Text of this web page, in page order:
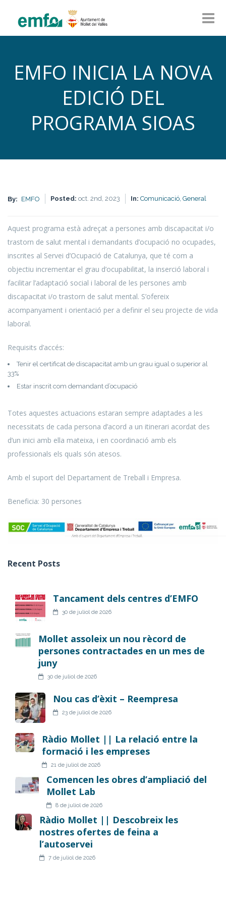
EMFO INICIA LA NOVA
EDICIÓ DEL
PROGRAMA SIOAS
By: EMFO Posted: oct. 2nd, 2023 In: Comunicació, General
Aquest programa està adreçat a persones amb discapacitat i/o
trastorn de salut mental i demandants d’ocupació no ocupades,
inscrites al Servei d’Ocupació de Catalunya, que té com a
objectiu incrementar el grau d’ocupabilitat, la inserció laboral i
facilitar l’adaptació social i laboral de les persones amb
discapacitat i/o trastorn de salut mental. S’ofereix
acompanyament i orientació per a definir el seu projecte de vida
laboral.
Requisits d’accés:
Tenir el certificat de discapacitat amb un grau igual o superior al
33%
Estar inscrit com demandant d’ocupació
Totes aquestes actuacions estaran sempre adaptades a les
necessitats de cada persona d’acord a un itinerari acordat des
d’un inici amb ella mateixa, i en coordinació amb els
professionals els quals són atesos.
Amb el suport del Departament de Treball i Empresa.
Beneficia: 30 persones
Recent Posts
Tancament dels centres d’EMFO
30 de juliol de 2026
Mollet assoleix un nou rècord de
persones contractades en un mes de
juny
30 de juliol de 2026
Nou cas d’èxit – Reempresa
23 de juliol de 2026
Ràdio Mollet || La relació entre la
formació i les empreses
21 de juliol de 2026
Comencen les obres d’ampliació del
Mollet Lab
8 de juliol de 2026
Ràdio Mollet || Descobreix les
nostres ofertes de feina a
l’autoservei
7 de juliol de 2026